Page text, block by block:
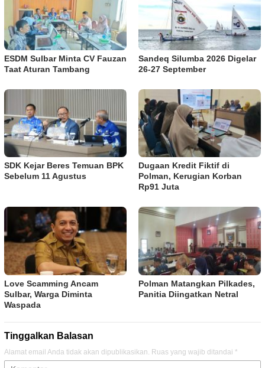
ESDM Sulbar Minta CV Fauzan
Taat Aturan Tambang
Sandeq Silumba 2026 Digelar
26-27 September
SDK Kejar Beres Temuan BPK
Sebelum 11 Agustus
Dugaan Kredit Fiktif di
Polman, Kerugian Korban
Rp91 Juta
Love Scamming Ancam
Sulbar, Warga Diminta
Waspada
Polman Matangkan Pilkades,
Panitia Diingatkan Netral
Tinggalkan Balasan
Alamat email Anda tidak akan dipublikasikan. Ruas yang wajib ditandai *